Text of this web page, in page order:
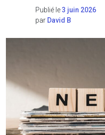
Publié le3 juin 2026
par David B